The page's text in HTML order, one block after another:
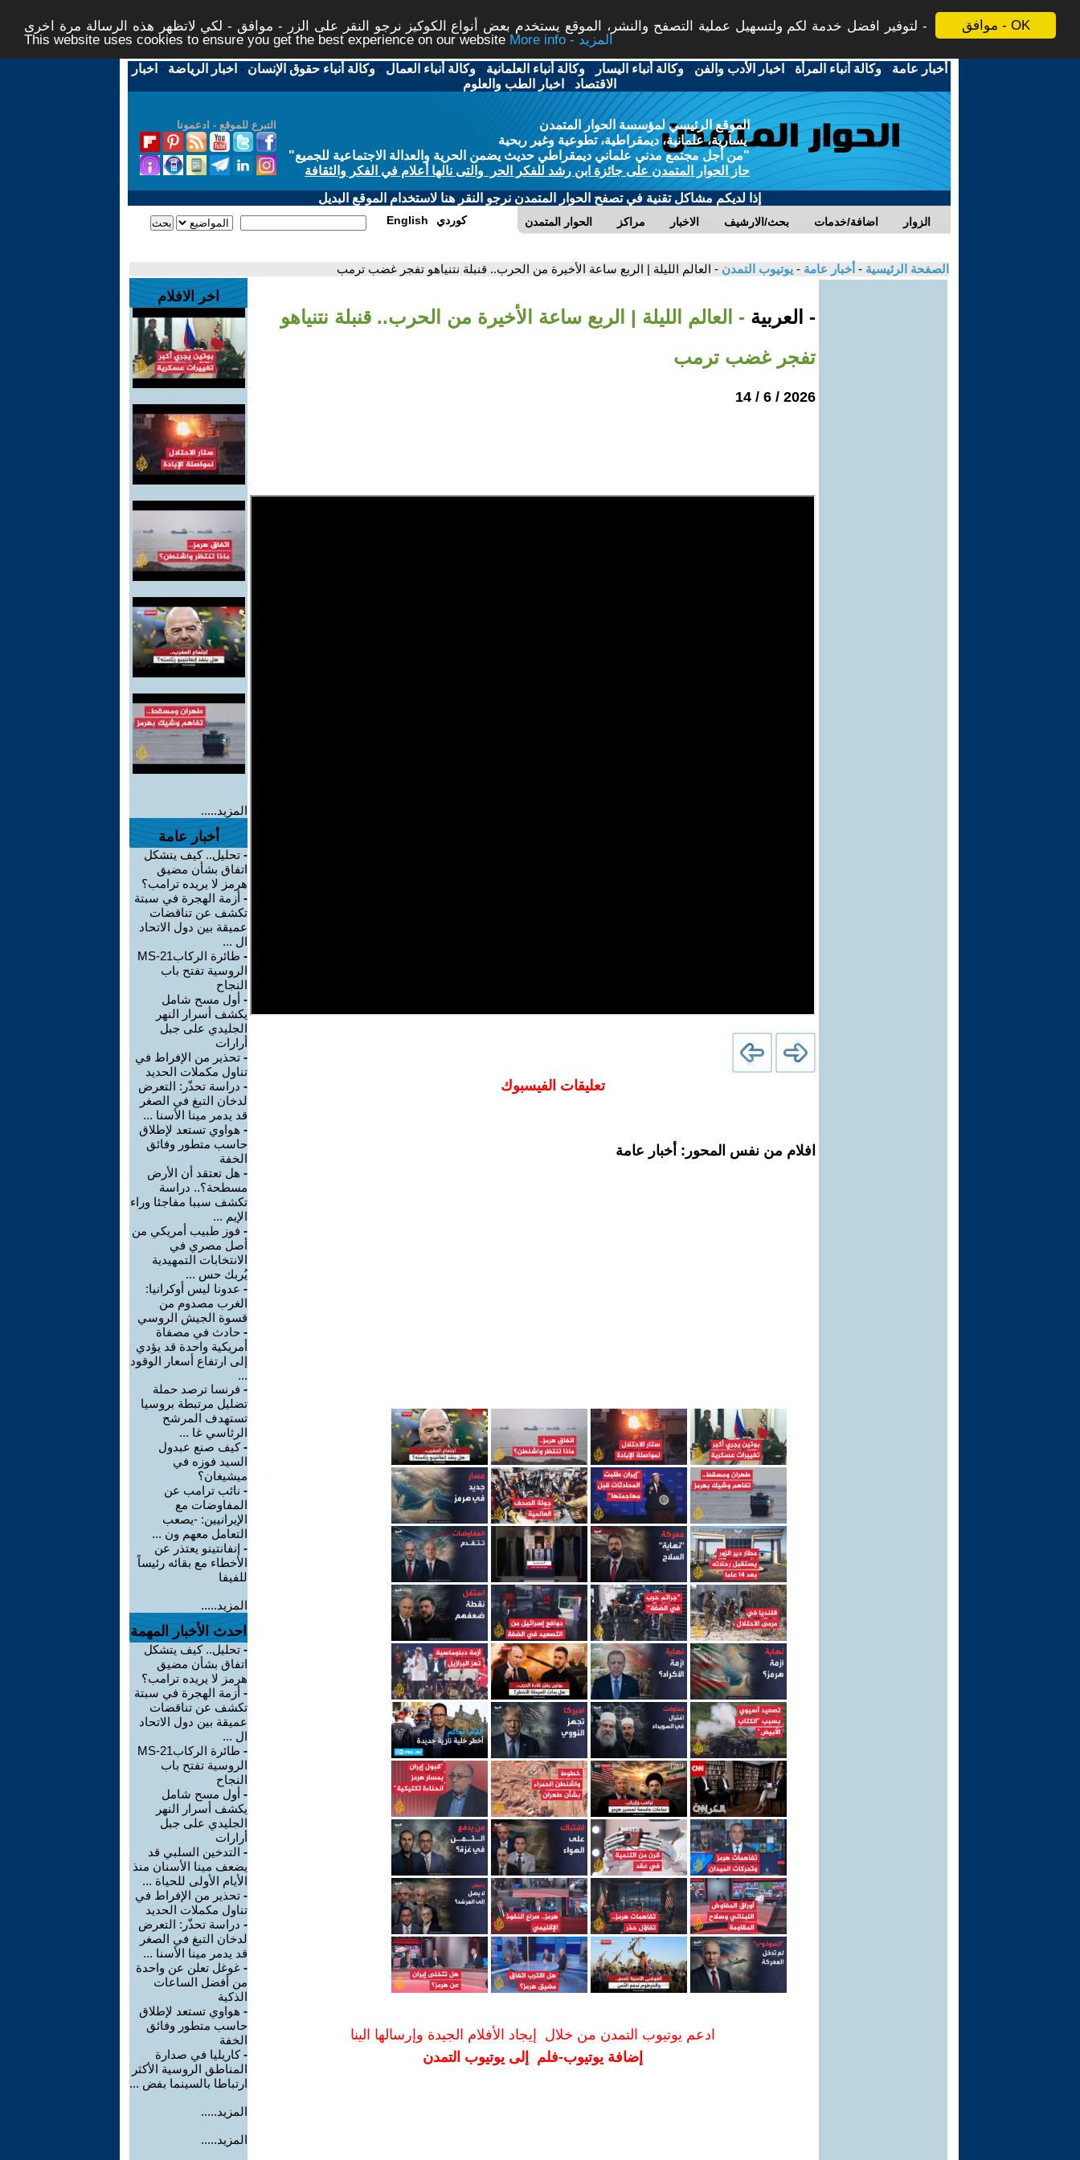
موافق - OK
لتوفير افضل خدمة لكم ولتسهيل عملية التصفح والنشر، الموقع يستخدم بعض أنواع الكوكيز نرجو النقر على الزر - موافق - لكي لاتظهر هذه الرسالة مرة اخرى -
This website uses cookies to ensure you get the best experience on our website
More info - المزيد
أخبار عامة -وكالة أنباء المرأة - اخبار الأدب والفن -وكالة أنباء اليسار -وكالة أنباء العلمانية -وكالة أنباء العمال -وكالة أنباء حقوق الإنسان - اخبار الرياضة - اخبار
الاقتصاد - اخبار الطب والعلوم
التبرع للموقع - ادعمونا
الموقع الرئيسي لمؤسسة الحوار المتمدن
يسارية، علمانية، ديمقراطية، تطوعية وغير ربحية
"من أجل مجتمع مدني علماني ديمقراطي حديث يضمن الحرية والعدالة الاجتماعية للجميع"
حاز الحوار المتمدن على جائزة ابن رشد للفكر الحر والتى نالها أعلام في الفكر والثقافة
إذا لديكم مشاكل تقنية في تصفح الحوار المتمدن نرجو النقر هنا لاستخدام الموقع البديل
الحوار المتمدن مراكز الاخبار بحث/الارشيف اضافة/خدمات الزوار English كوردي
الصفحة الرئيسية - أخبار عامة - يوتيوب التمدن - العالم الليلة | الربع ساعة الأخيرة من الحرب.. قنبلة نتنياهو تفجر غضب ترمب
- العربية - العالم الليلة | الربع ساعة الأخيرة من الحرب.. قنبلة نتنياهو
تفجر غضب ترمب
2026 / 6 / 14
تعليقات الفيسبوك
افلام من نفس المحور: أخبار عامة
ادعم يوتيوب التمدن من خلال إيجاد الأفلام الجيدة وإرسالها الينا
إضافة يوتيوب-فلم إلى يوتيوب التمدن
اخر الافلام
المزيد.....
أخبار عامة
- تحليل.. كيف يتشكل
اتفاق بشأن مضيق
هرمز لا يريده ترامب؟
- أزمة الهجرة في سبتة
تكشف عن تناقضات
عميقة بين دول الاتحاد
ال ...
-
طائرة الركابMS-21
الروسية تفتح باب
النجاح
- أول مسح شامل
يكشف أسرار النهر
الجليدي على جبل
أرارات
- تحذير من الإفراط في
تناول مكملات الحديد
- دراسة تحذّر: التعرض
لدخان التبغ في الصغر
قد يدمر مينا الأسنا ...
- هواوي تستعد لإطلاق
حاسب متطور وفائق
الخفة
- هل تعتقد أن الأرض
مسطحة؟.. دراسة
تكشف سببا مفاجئا وراء
الإيم ...
- فوز طبيب أمريكي من
أصل مصري في
الانتخابات التمهيدية
يُربك حس ...
- عدونا ليس أوكرانيا:
الغرب مصدوم من
قسوة الجيش الروسي
- حادث في مصفاة
أمريكية واحدة قد يؤدي
إلى ارتفاع أسعار الوقود
...
- فرنسا ترصد حملة
تضليل مرتبطة بروسيا
تستهدف المرشح
الرئاسي غا ...
-كيف صنع عبدول
السيد فوزه في
ميشيغان؟
- نائب ترامب عن
المفاوضات مع
الإيرانيين: -يصعب
التعامل معهم ون ...
- إنفانتينو يعتذر عن
الأخطاء مع بقائه رئيساً
للفيفا
المزيد.....
احدث الأخبار المهمة
- تحليل.. كيف يتشكل
اتفاق بشأن مضيق
هرمز لا يريده ترامب؟
- أزمة الهجرة في سبتة
تكشف عن تناقضات
عميقة بين دول الاتحاد
ال ...
-
طائرة الركابMS-21
الروسية تفتح باب
النجاح
- أول مسح شامل
يكشف أسرار النهر
الجليدي على جبل
أرارات
- التدخين السلبي قد
يضعف مينا الأسنان منذ
الأيام الأولى للحياة ...
- تحذير من الإفراط في
تناول مكملات الحديد
- دراسة تحذّر: التعرض
لدخان التبغ في الصغر
قد يدمر مينا الأسنا ...
- غوغل تعلن عن واحدة
من أفضل الساعات
الذكية
- هواوي تستعد لإطلاق
حاسب متطور وفائق
الخفة
-كاريليا في صدارة
المناطق الروسية الأكثر
ارتباطا بالسينما بفض ...
المزيد.....
المزيد.....